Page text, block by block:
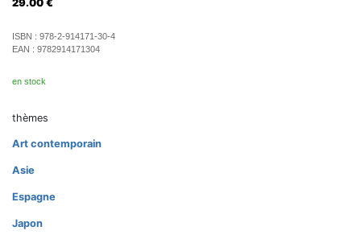
29.00 €
ISBN : 978-2-914171-30-4
EAN : 9782914171304
en stock
thèmes
Art contemporain
Asie
Espagne
Japon